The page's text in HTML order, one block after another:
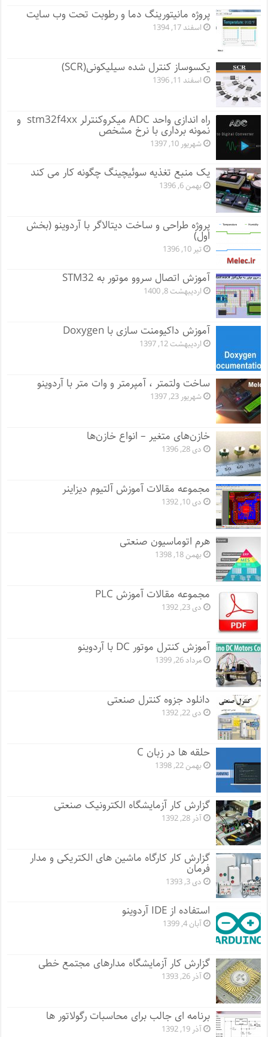
پروژه مانيتورينگ دما و رطوبت تحت وب سایت
اسفند 17, 1394
یکسوساز کنترل شده سیلیکونی(SCR)
اسفند 11, 1396
راه اندازی واحد ADC میکروکنترلر stm32f4xx و
نمونه برداری با نرخ مشخص
شهریور 10, 1397
یک منبع تغذیه سوئیچینگ چگونه کار می کند
بهمن 6, 1396
پروژه طراحی و ساخت دیتالاگر با آردوینو (بخش
اول)
تیر 10, 1396
آموزش اتصال سروو موتور به STM32
اردیبهشت 8, 1400
آموزش داکیومنت سازی با Doxygen
اردیبهشت 12, 1397
ساخت ولتمتر ، آمپرمتر و وات متر با آردوینو
شهریور 23, 1397
خازن‌های متغیر – انواع خازن‌ها
دی 28, 1396
مجموعه مقالات آموزش آلتیوم دیزاینر
دی 10, 1392
هرم اتوماسیون صنعتی
بهمن 18, 1398
مجموعه مقالات آموزش PLC
دی 23, 1392
آموزش کنترل موتور DC با آردوینو
مرداد 26, 1399
دانلود جزوه کنترل صنعتی
دی 22, 1392
حلقه ها در زبان C
بهمن 22, 1398
گزارش کار آزمایشگاه الکترونیک صنعتی
آذر 28, 1392
گزارش کار کارگاه ماشین های الکتریکی و مدار
فرمان
دی 3, 1393
استفاده از IDE آردوینو
آبان 4, 1399
گزارش کار آزمایشگاه مدارهای مجتمع خطی
آذر 26, 1393
برنامه ای جالب برای محاسبات رگولاتور ها
آذر 19, 1392